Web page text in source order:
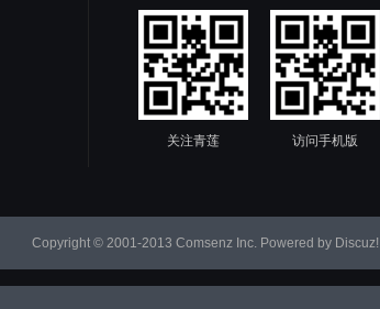
关注青莲 访问手机版
Copyright © 2001-2013 Comsenz Inc. Powered by Discuz!